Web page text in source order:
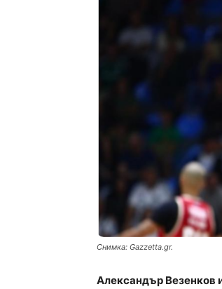
Снимка: Gazzetta.gr.
Александър Везенков